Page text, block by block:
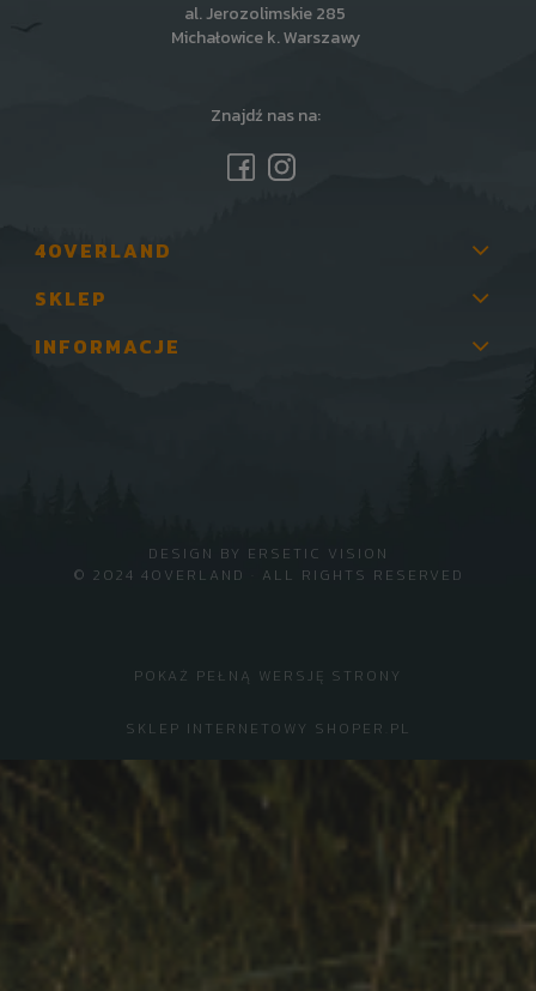
al. Jerozolimskie 285
Michałowice k. Warszawy
Znajdź nas na:
4OVERLAND
SKLEP
INFORMACJE
© 2024 4OVERLAND · ALL RIGHTS RESERVED
DESIGN BY ERSETIC VISION
POKAŻ PEŁNĄ WERSJĘ STRONY
SKLEP INTERNETOWY SHOPER.PL